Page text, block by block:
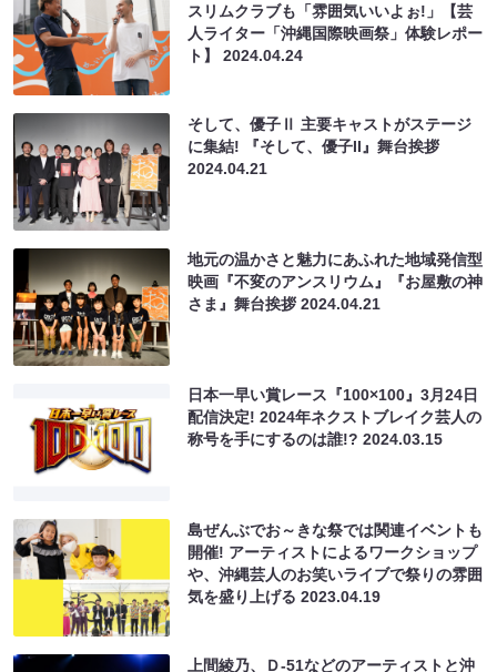
スリムクラブも「雰囲気いいよぉ!」【芸
人ライター「沖縄国際映画祭」体験レポー
ト】2024.04.24
そして、優子Ⅱ 主要キャストがステージ
に集結! 『そして、優子II』舞台挨拶
2024.04.21
地元の温かさと魅力にあふれた地域発信型
映画『不変のアンスリウム』『お屋敷の神
さま』舞台挨拶2024.04.21
日本一早い賞レース『100×100』3月24日
配信決定! 2024年ネクストブレイク芸人の
称号を手にするのは誰!?2024.03.15
島ぜんぶでお～きな祭では関連イベントも
開催! アーティストによるワークショップ
や、沖縄芸人のお笑いライブで祭りの雰囲
気を盛り上げる2023.04.19
上間綾乃、Ｄ-51などのアーティストと沖